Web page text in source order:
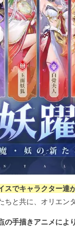
スでキャラクター
ちと共に、オリエン
の手描きアニメに